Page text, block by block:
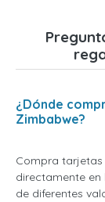
¿Dónde
Zimbabwe?
Compra
directamente
de diferentes